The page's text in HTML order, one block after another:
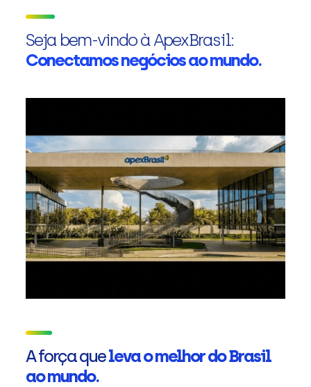
Seja bem-vindo à ApexBrasil:
Conectamos negócios ao mundo.
A força queleva o melhor do Brasil
ao mundo.